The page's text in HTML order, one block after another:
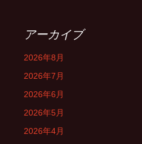
アーカイブ
2026年8月
2026年7月
2026年6月
2026年5月
2026年4月